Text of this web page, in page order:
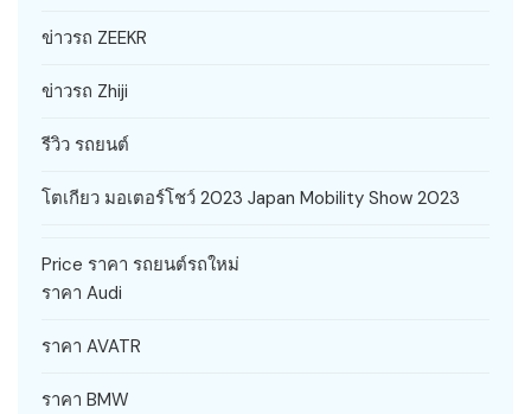
ข่าวรถ ZEEKR
ข่าวรถ Zhiji
รีวิว รถยนต์
โตเกียว มอเตอร์โชว์ 2023 Japan Mobility Show 2023
Price ราคา รถยนต์รถใหม่
ราคา Audi
ราคา AVATR
ราคา BMW